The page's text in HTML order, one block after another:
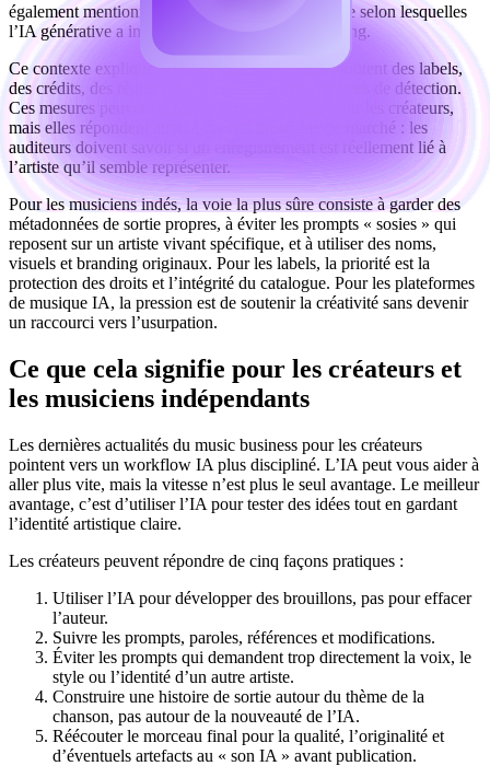
également mentionné les inquiétudes de l’industrie selon lesquelles
l’IA générative a industrialisé la fraude au streaming.
Ce contexte explique pourquoi les plateformes ajoutent des labels,
des crédits, des règles de vérification et des systèmes de détection.
Ces mesures peuvent sembler bureaucratiques pour les créateurs,
mais elles répondent aussi à un vrai problème de marché : les
auditeurs doivent savoir si un enregistrement est réellement lié à
l’artiste qu’il semble représenter.
Pour les musiciens indés, la voie la plus sûre consiste à garder des
métadonnées de sortie propres, à éviter les prompts « sosies » qui
reposent sur un artiste vivant spécifique, et à utiliser des noms,
visuels et branding originaux. Pour les labels, la priorité est la
protection des droits et l’intégrité du catalogue. Pour les plateformes
de musique IA, la pression est de soutenir la créativité sans devenir
un raccourci vers l’usurpation.
Ce que cela signifie pour les créateurs et
les musiciens indépendants
Les dernières actualités du music business pour les créateurs
pointent vers un workflow IA plus discipliné. L’IA peut vous aider à
aller plus vite, mais la vitesse n’est plus le seul avantage. Le meilleur
avantage, c’est d’utiliser l’IA pour tester des idées tout en gardant
l’identité artistique claire.
Les créateurs peuvent répondre de cinq façons pratiques :
Utiliser l’IA pour développer des brouillons, pas pour effacer
l’auteur.
Suivre les prompts, paroles, références et modifications.
Éviter les prompts qui demandent trop directement la voix, le
style ou l’identité d’un autre artiste.
Construire une histoire de sortie autour du thème de la
chanson, pas autour de la nouveauté de l’IA.
Réécouter le morceau final pour la qualité, l’originalité et
d’éventuels artefacts au « son IA » avant publication.